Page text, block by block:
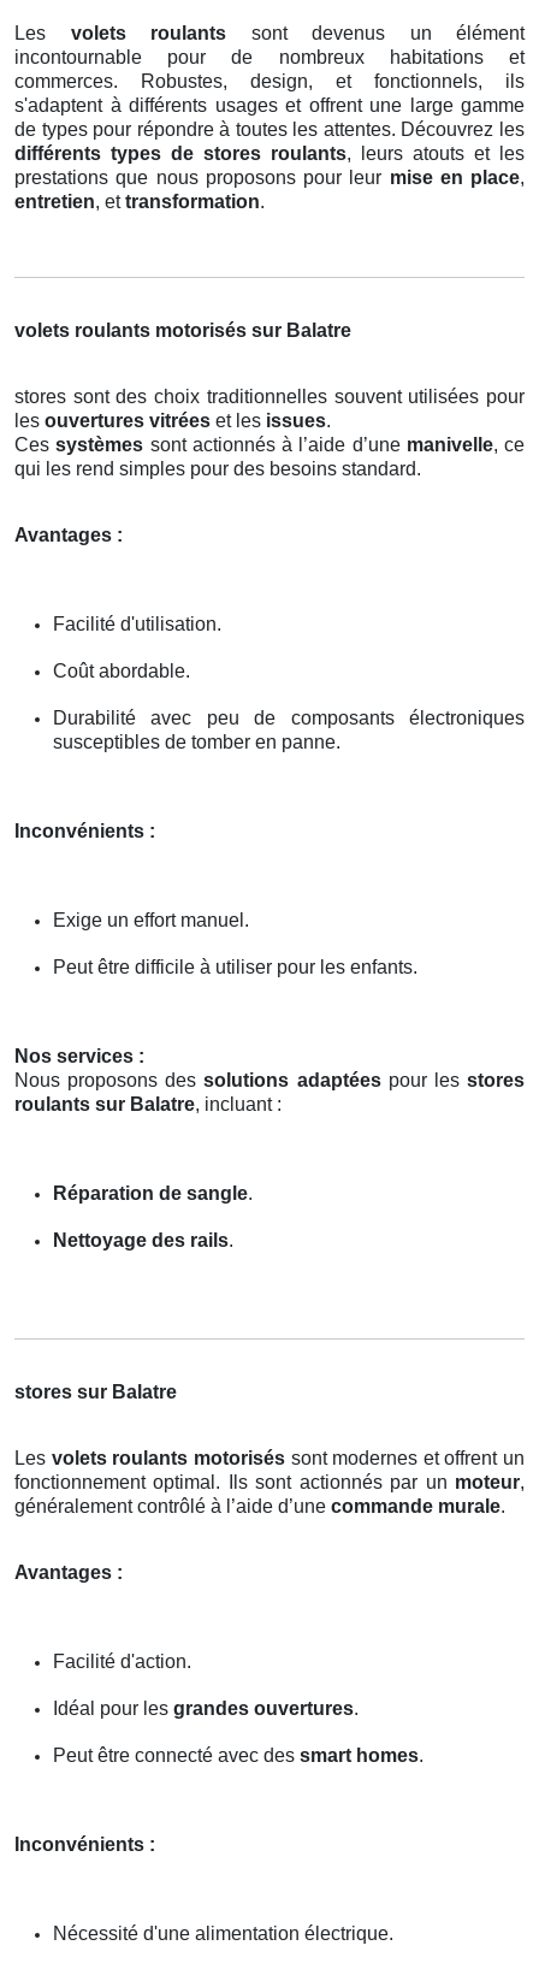
Les volets roulants sont devenus un élément
incontournable pour de nombreux habitations et
commerces. Robustes, design, et fonctionnels, ils
s'adaptent à différents usages et offrent une large gamme
de types pour répondre à toutes les attentes. Découvrez les
différents types de stores roulants, leurs atouts et les
prestations que nous proposons pour leur mise en place,
entretien, ettransformation.
volets roulants motorisés sur Balatre
stores sont des choix traditionnelles souvent utilisées pour
les ouvertures vitrées et les issues.
Cessystèmes sont actionnés à l’aide d’une manivelle, ce
qui les rend simples pour des besoins standard.
Avantages :
Facilité d'utilisation.
Coût abordable.
Durabilité avec peu de composants électroniques
susceptibles de tomber en panne.
Inconvénients :
Exige un effort manuel.
Peut être difficile à utiliser pour les enfants.
Nos services :
Nous proposons dessolutions adaptéespour lesstores
roulants sur Balatre, incluant :
Réparation de sangle.
Nettoyage des rails.
stores sur Balatre
Les volets roulants motoriséssont modernes et offrent un
fonctionnement optimal. Ils sont actionnés par un moteur,
généralement contrôlé à l’aide d’une commande murale.
Avantages :
Facilité d'action.
Idéal pour les grandes ouvertures.
Peut être connecté avec des smart homes.
Inconvénients :
Nécessité d'une alimentation électrique.